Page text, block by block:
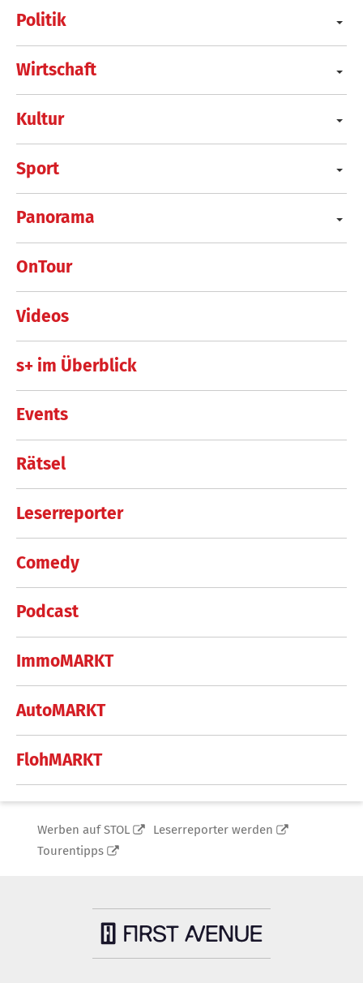
Politik
Wirtschaft
Kultur
Sport
Panorama
OnTour
Videos
s+ im Überblick
Events
Rätsel
Leserreporter
Comedy
Podcast
ImmoMARKT
AutoMARKT
FlohMARKT
Werben auf STOL
Leserreporter werden
Tourentipps